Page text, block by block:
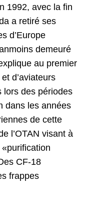
1992, avec la fin
a retiré ses
d’Europe
demeuré
au premier
d’aviateurs
lors des périodes
dans les années
de cette
l’OTAN visant à
CF-18
frappes